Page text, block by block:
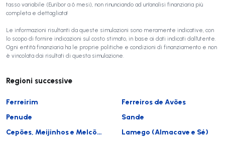
tasso variabile (Euribor a 6 mesi), non rinunciando ad un'analisi finanziaria più
completa e dettagliata!
Le informazioni risultanti da queste simulazioni sono meramente indicative, con
lo scopo di fornire indicazioni sul costo stimato, in base ai dati indicati dall'utente.
Ogni entità finanziaria ha le proprie politiche e condizioni di finanziamento e non
è vincolata dai risultati di questa simulazione.
Regioni successive
Ferreirim
Ferreiros de Avões
Penude
Sande
Cepões, Meijinhos e Melcões
Lamego (Almacave e Sé)